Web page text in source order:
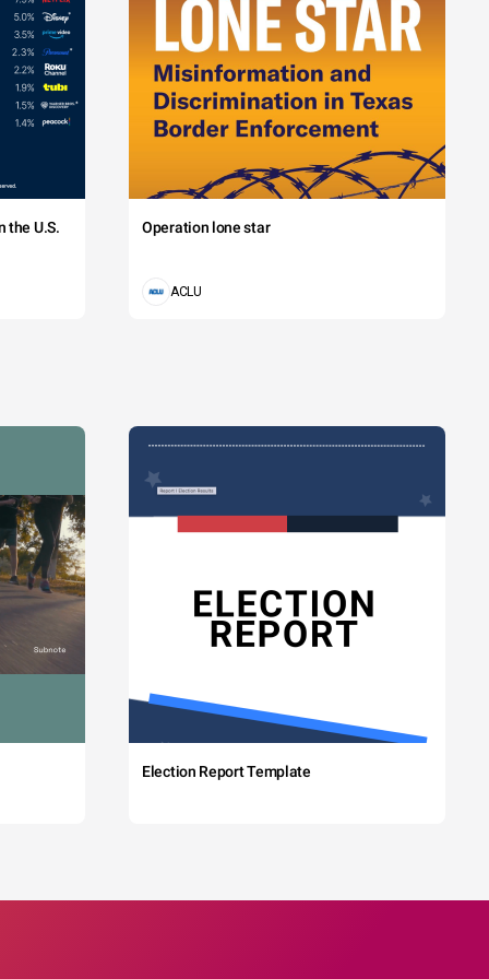
the U.S. Operation lone star
ACLU
Election Report Template